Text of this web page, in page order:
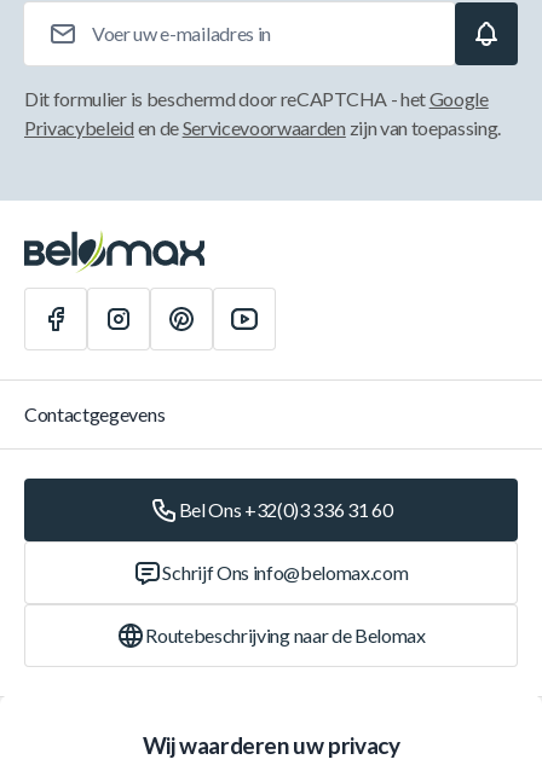
Wij waarderen uw privacy
Dit formulier is beschermd door reCAPTCHA - hetGoogle
Privacybeleid en deServicevoorwaarden zijn van toepassing.
Contactgegevens
Bel Ons +32(0)3 336 31 60
Schrijf Ons info@belomax.com
Routebeschrijving naar de Belomax